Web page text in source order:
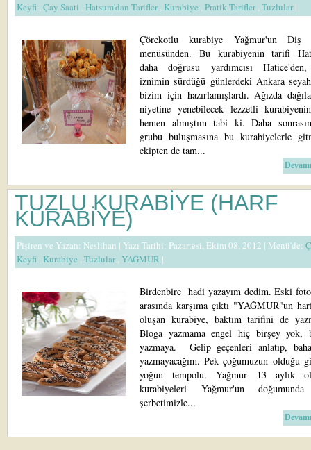
Keyfi ,Çay Saati ,Hatsum'dan Tarifler, Kurabiye ,Pratik Tarifler,Tuzlular|
Çörekotlu kurabiye Yağmur'un Diş
menüsünden. Bu kurabiyenin tarifi
daha doğrusu yardımcısı
iznimin sürdüğü günlerdeki Ankara
bizim için hazırlamışlardı. Ağızda
niyetine yenebilecek lezzetli
hemen almıştım tabi ki. Daha
grubu buluşmasına bu kurabiyelerle
ekipten de tam...
TUZLU KURABİYE (HARF
KURABİYE)
Pişiren ve Yazan: Neslihan | Yazı Tarihi: Pazartesi, Ekim 08, 2012 | Menü'de:
Keyfi , Kurabiye ,Tuzlular,YAĞMUR |
Birdenbire hadi yazayım dedim. Eski
arasında karşıma çıktı "YAĞMUR"un
oluşan kurabiye, baktım tarifini de
Bloga yazmama engel hiç birşey yok,
yazmaya. Gelip geçenleri anlatıp,
yazmayacağım. Pek çoğumuzun olduğu
yoğun tempolu. Yağmur 13 aylık
kurabiyeleri Yağmur'un
şerbetimizle...